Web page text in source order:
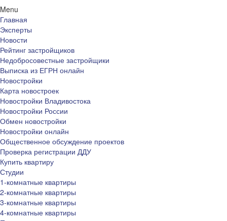
Menu
Главная
Эксперты
Новости
Рейтинг застройщиков
Недобросовестные застройщики
Выписка из ЕГРН онлайн
Новостройки
Карта новостроек
Новостройки Владивостока
Новостройки России
Обмен новостройки
Новостройки онлайн
Общественное обсуждение проектов
Проверка регистрации ДДУ
Купить квартиру
Студии
1-комнатные квартиры
2-комнатные квартиры
3-комнатные квартиры
4-комнатные квартиры